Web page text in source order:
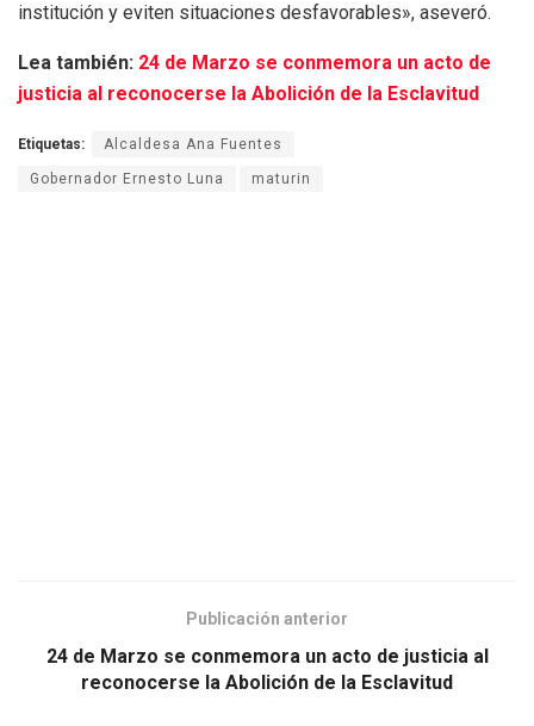
institución y eviten situaciones desfavorables», aseveró.
Lea también: 24 de Marzo se conmemora un acto de
justicia al reconocerse la Abolición de la Esclavitud
Etiquetas: Alcaldesa Ana Fuentes
Gobernador Ernesto Luna maturin
Publicación anterior
24 de Marzo se conmemora un acto de justicia al
reconocerse la Abolición de la Esclavitud